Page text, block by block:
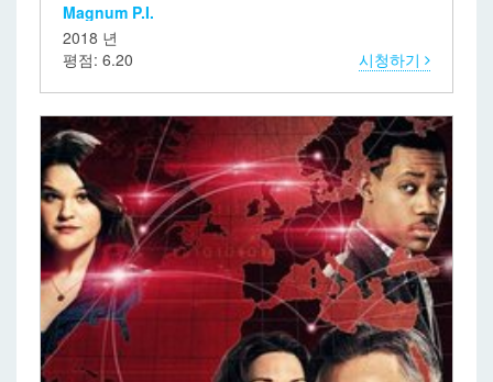
Magnum P.I.
2018 년
평점: 6.20
시청하기